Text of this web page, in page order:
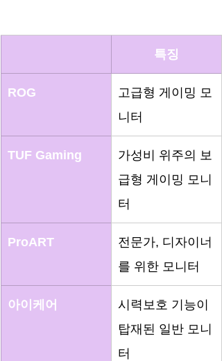
특징
ROG
고급형 게이밍 모
니터
TUF Gaming
가성비 위주의 보
급형 게이밍 모니
터
ProART
전문가, 디자이너
를 위한 모니터
아이케어
시력보호 기능이
탑재된 일반 모니
터